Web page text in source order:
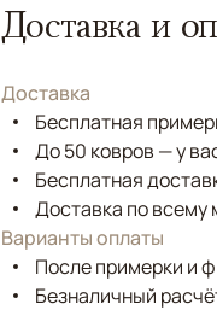
Доставка и
Доставка
Бесплатная
До 50 ковров — у
Бесплатная
Доставка по всему
Варианты оплаты
После примерки и
Безналичный